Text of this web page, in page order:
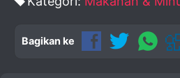
Bagikan ke